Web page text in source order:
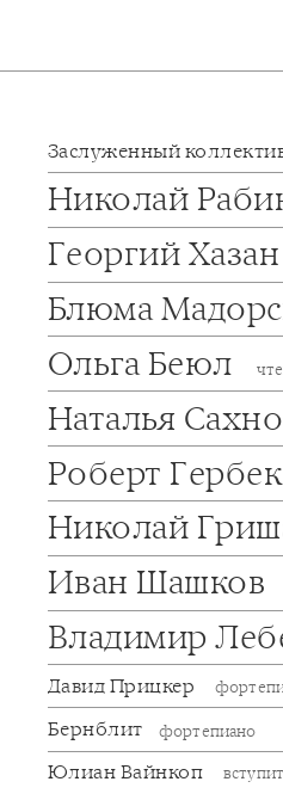
Заслуженный
Николай
Георгий Хазан
Блюма
Ольга Беюл
Наталья
Роберт Гербек
Николай
Иван Шашков
Владимир
Давид Прицкер
Бернблит фортепиано
Юлиан Вайнкоп